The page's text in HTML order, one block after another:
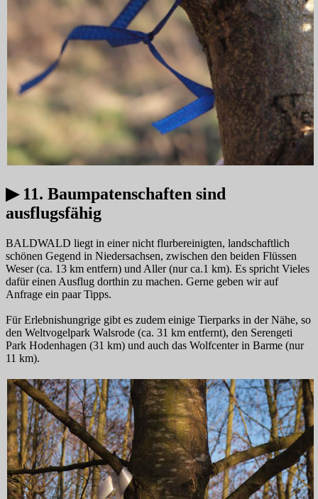
▶ 11. Baumpatenschaften sind
ausflugsfähig
BALDWALD liegt in einer nicht flurbereinigten, landschaftlich
schönen Gegend in Niedersachsen, zwischen den beiden Flüssen
Weser (ca. 13 km entfern) und Aller (nur ca.1 km). Es spricht Vieles
dafür einen Ausflug dorthin zu machen. Gerne geben wir auf
Anfrage ein paar Tipps.
Für Erlebnishungrige gibt es zudem einige Tierparks in der Nähe, so
den Weltvogelpark Walsrode (ca. 31 km entfernt), den Serengeti
Park Hodenhagen (31 km) und auch das Wolfcenter in Barme (nur
11 km).